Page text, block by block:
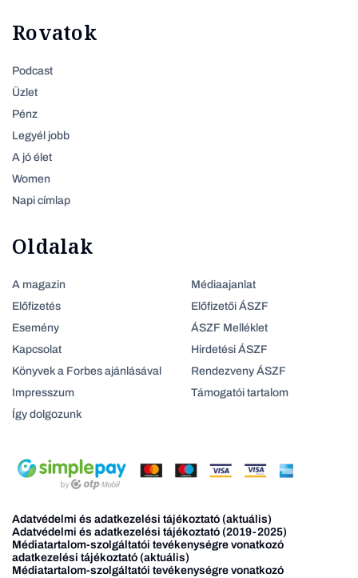
Rovatok
Podcast
Üzlet
Pénz
Legyél jobb
A jó élet
Women
Napi címlap
Oldalak
A magazin
Előfizetés
Esemény
Kapcsolat
Könyvek a Forbes ajánlásával
Impresszum
Így dolgozunk
Médiaajanlat
Előfizetői ÁSZF
ÁSZF Melléklet
Hirdetési ÁSZF
Rendezveny ÁSZF
Támogatói tartalom
Adatvédelmi és adatkezelési tájékoztató (aktuális)
Adatvédelmi és adatkezelési tájékoztató (2019-2025)
Médiatartalom-szolgáltatói tevékenységre vonatkozó
adatkezelési tájékoztató (aktuális)
Médiatartalom-szolgáltatói tevékenységre vonatkozó